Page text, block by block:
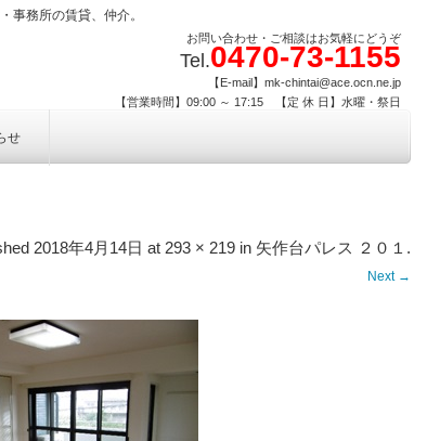
事務所の賃貸、仲介。
お問い合わせ・ご相談はお気軽にどうぞ
Tel.0470-73-1155
【E-mail】mk-chintai@ace.ocn.ne.jp
【営業時間】09:00 ～ 17:15 【定 休 日】水曜・祭日
せ
2018年4月14日 at 293 × 219 in 矢作台パレス ２０１ .
Next →